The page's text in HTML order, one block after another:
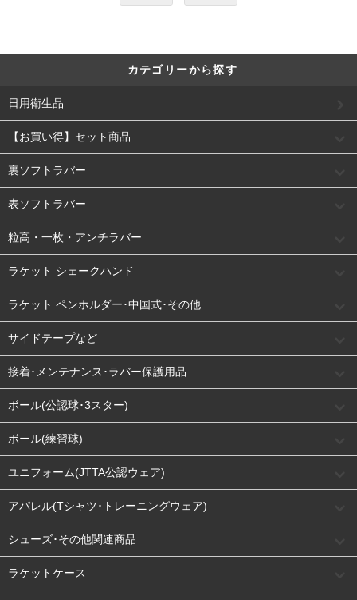
カテゴリーから探す
日用衛生品
【お買い得】セット商品
裏ソフトラバー
表ソフトラバー
粒高・一枚・アンチラバー
ラケット シェークハンド
ラケット ペンホルダー･中国式･その他
サイドテープなど
接着･メンテナンス･ラバー保護用品
ボール(公認球･3スター)
ボール(練習球)
ユニフォーム(JTTA公認ウェア)
アパレル(Tシャツ･トレーニングウェア)
シューズ･その他関連商品
ラケットケース